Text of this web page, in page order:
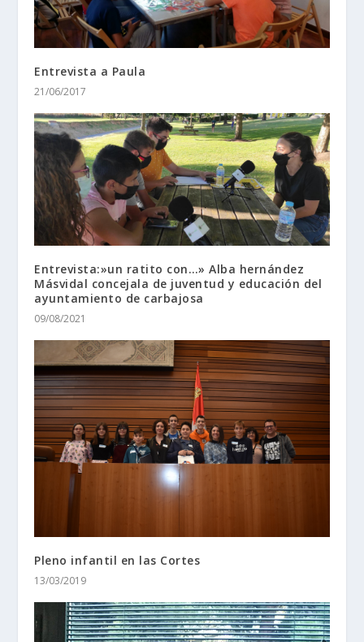
Entrevista a Paula
21/06/2017
Entrevista:»un ratito con…» Alba hernández
Másvidal concejala de juventud y educación del
ayuntamiento de carbajosa
09/08/2021
Pleno infantil en las Cortes
13/03/2019